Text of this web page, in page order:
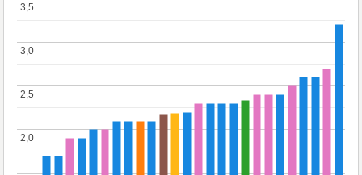
2,0
2,0
2,5
2,5
3,0
3,0
3,5
3,5